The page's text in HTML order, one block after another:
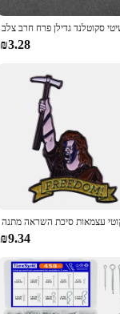
₪3.28
₪9.34